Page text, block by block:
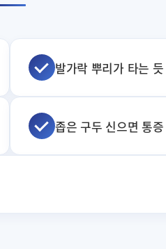
발가락 뿌리가 타는
좁은 구두 신으면 통